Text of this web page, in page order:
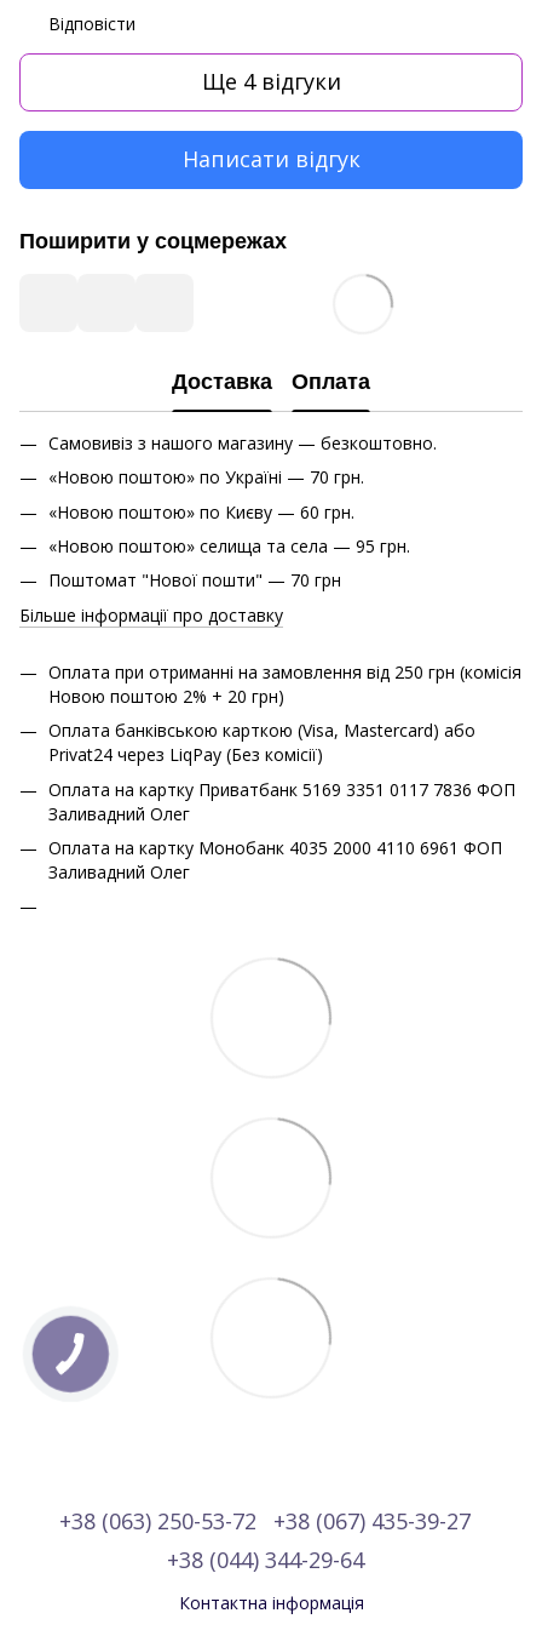
Відповісти
Ще 4 відгуки
Написати відгук
Поширити у соцмережах
Доставка Оплата
Самовивіз з нашого магазину — безкоштовно.
«Новою поштою» по Україні — 70 грн.
«Новою поштою» по Києву — 60 грн.
«Новою поштою» cелища та села — 95 грн.
Поштомат "Нової пошти" — 70 грн
Більше інформації про доставку
Оплата при отриманні на замовлення від 250 грн (комісія
Новою поштою 2% + 20 грн)
Оплата банківською карткою (Visa, Mastercard) або
Privat24 через LiqPay (Без комісії)
Оплата на картку Приватбанк 5169 3351 0117 7836 ФОП
Заливадний Олег
Оплата на картку Монобанк 4035 2000 4110 6961 ФОП
Заливадний Олег
+38 (063) 250-53-72
+38 (067) 435-39-27
+38 (044) 344-29-64
Контактна інформація